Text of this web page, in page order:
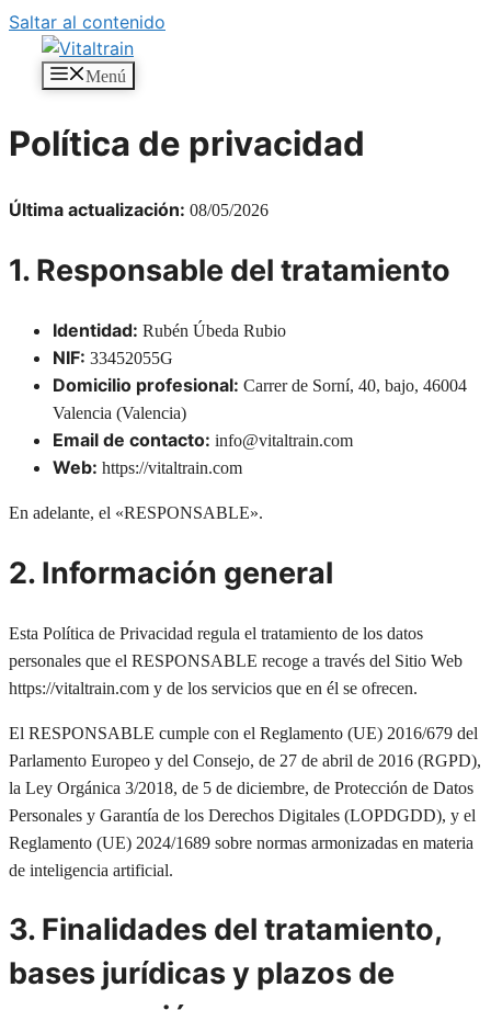
Saltar al contenido
Menú
Política de privacidad
Última actualización: 08/05/2026
1. Responsable del tratamiento
Identidad: Rubén Úbeda Rubio
NIF: 33452055G
Domicilio profesional: Carrer de Sorní, 40, bajo, 46004
Valencia (Valencia)
Email de contacto: info@vitaltrain.com
Web: https://vitaltrain.com
En adelante, el «RESPONSABLE».
2. Información general
Esta Política de Privacidad regula el tratamiento de los datos
personales que el RESPONSABLE recoge a través del Sitio Web
https://vitaltrain.com y de los servicios que en él se ofrecen.
El RESPONSABLE cumple con el Reglamento (UE) 2016/679 del
Parlamento Europeo y del Consejo, de 27 de abril de 2016 (RGPD),
la Ley Orgánica 3/2018, de 5 de diciembre, de Protección de Datos
Personales y Garantía de los Derechos Digitales (LOPDGDD), y el
Reglamento (UE) 2024/1689 sobre normas armonizadas en materia
de inteligencia artificial.
3. Finalidades del tratamiento,
bases jurídicas y plazos de